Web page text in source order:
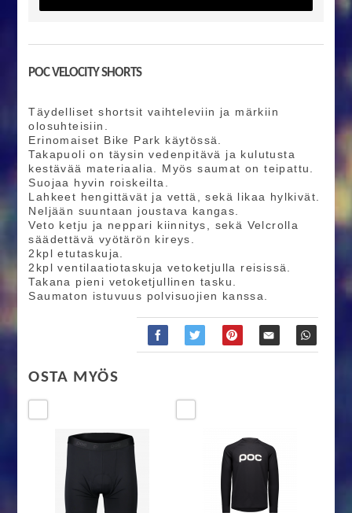
POC VELOCITY SHORTS
Täydelliset shortsit vaihteleviin ja märkiin
olosuhteisiin.
Erinomaiset Bike Park käytössä.
Takapuoli on täysin vedenpitävä ja kulutusta
kestävää materiaalia. Myös saumat on teipattu.
Suojaa hyvin roiskeilta.
Lahkeet hengittävät ja vettä, sekä likaa hylkivät.
Neljään suuntaan joustava kangas.
Veto ketju ja neppari kiinnitys, sekä Velcrolla
säädettävä vyötärön kireys.
2kpl etutaskuja.
2kpl ventilaatiotaskuja vetoketjulla reisissä.
Takana pieni vetoketjullinen tasku.
Saumaton istuvuus polvisuojien kanssa.
OSTA MYÖS